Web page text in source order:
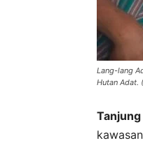
Lang-lang
Hutan Adat.